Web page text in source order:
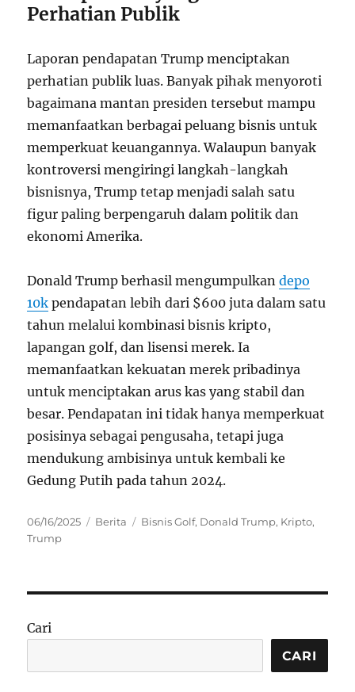
Perhatian Publik
Laporan pendapatan Trump menciptakan
perhatian publik luas. Banyak pihak menyoroti
bagaimana mantan presiden tersebut mampu
memanfaatkan berbagai peluang bisnis untuk
memperkuat keuangannya. Walaupun banyak
kontroversi mengiringi langkah-langkah
bisnisnya, Trump tetap menjadi salah satu
figur paling berpengaruh dalam politik dan
ekonomi Amerika.
Donald Trump berhasil mengumpulkandepo
10k pendapatan lebih dari $600 juta dalam satu
tahun melalui kombinasi bisnis kripto,
lapangan golf, dan lisensi merek. Ia
memanfaatkan kekuatan merek pribadinya
untuk menciptakan arus kas yang stabil dan
besar. Pendapatan ini tidak hanya memperkuat
posisinya sebagai pengusaha, tetapi juga
mendukung ambisinya untuk kembali ke
Gedung Putih pada tahun 2024.
Posted
on
06/16/2025 Categories
Berita Tags
Bisnis Golf, Donald Trump, Kripto,
Trump
Cari
CARI